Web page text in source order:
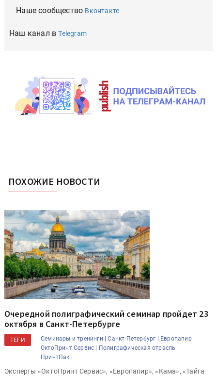
Наше сообщество Вконтакте
Наш канал вTelegram
ПОХОЖИЕ НОВОСТИ
Очередной полиграфический семинар пройдет 23
октября в Санкт-Петербурге
ТЕГИ Семинары и тренинги | Санкт-Петербург | Европапир |
ОктоПринт Сервис | Полиграфическая отрасль |
ПринтПак |
Эксперты «ОктоПринт Сервис», «Европапир», «Кама», «Тайга